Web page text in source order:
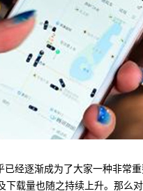
经逐渐成为了大家一种非常
下载量也随之持续上升。那么